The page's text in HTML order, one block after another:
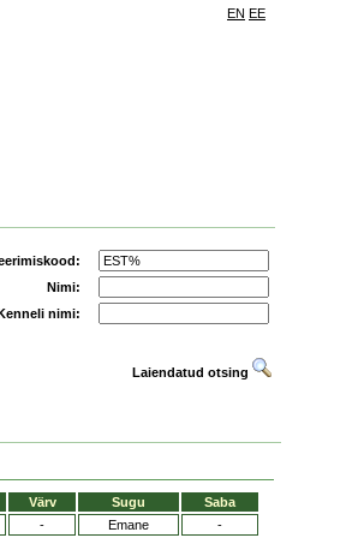
EN EE
Nimi:
nimi:
Laiendatud otsing
Värv Sugu
Saba
- Emane -